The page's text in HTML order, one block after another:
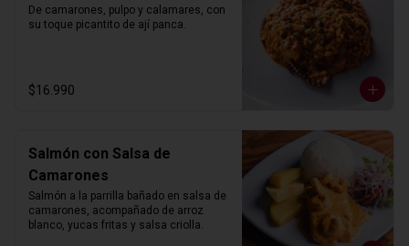
De camarones, pulpo y calamares, con
su toque picantito de ají panca.
$16.990
Salmón con Salsa de
Camarones
Salmón a la parrilla bañado en salsa de
camarones, acompañado de arroz
blanco, yucas fritas y salsa criolla.